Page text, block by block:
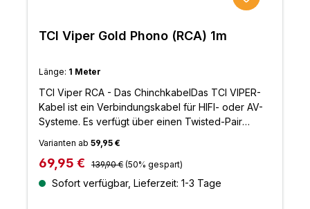
TCI Viper Gold Phono (RCA) 1m
Länge: 1 Meter
TCI Viper RCA - Das ChinchkabelDas TCI VIPER-
Kabel ist ein Verbindungskabel für HIFI- oder AV-
Systeme. Es verfügt über einen Twisted-Pair
Legierungen.Durch diesen aufwendige Aufbau,
verbessert sich die Klangqualität enorm: Mit der
erhötem Dynamik sowie der verbesserten
Varianten ab 59,95 €
Verkaufspreis:
69,95 € Regulärer Preis:
139,90 € (50% gespart)
Sofort verfügbar, Lieferzeit: 1-3 Tage